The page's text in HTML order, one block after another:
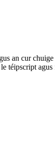
an cur
téipscript